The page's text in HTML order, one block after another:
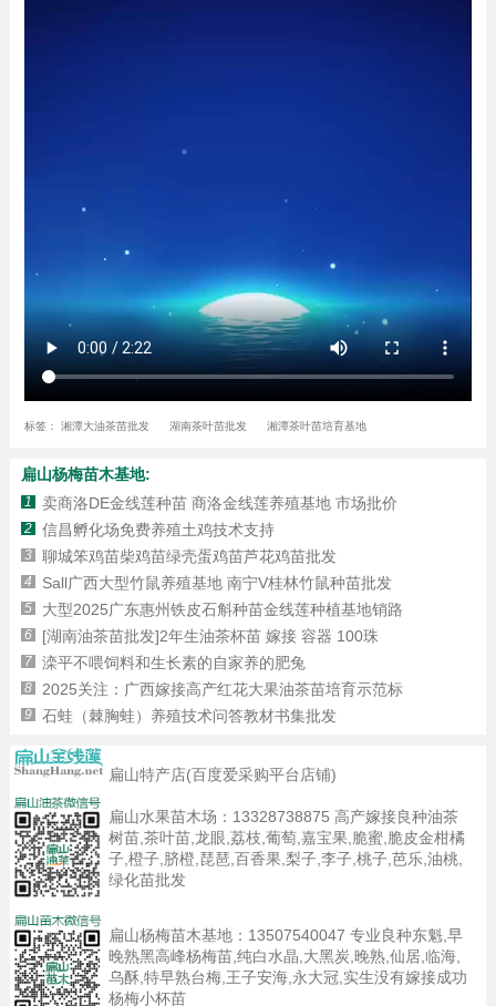
标签： 湘潭大油茶苗批发 湖南茶叶苗批发 湘潭茶叶苗培育基地
扁山杨梅苗木基地:
1 卖商洛DE金线莲种苗 商洛金线莲养殖基地 市场批价
2 信昌孵化场免费养殖土鸡技术支持
3 聊城笨鸡苗柴鸡苗绿壳蛋鸡苗芦花鸡苗批发
4 Sall广西大型竹鼠养殖基地 南宁V桂林竹鼠种苗批发
5 大型2025广东惠州铁皮石斛种苗金线莲种植基地销路
6 [湖南油茶苗批发]2年生油茶杯苗 嫁接 容器 100珠
7 滦平不喂饲料和生长素的自家养的肥兔
8 2025关注：广西嫁接高产红花大果油茶苗培育示范标
9 石蛙（棘胸蛙）养殖技术问答教材书集批发
扁山特产店(百度爱采购平台店铺)
扁山水果苗木场： 13328738875 高产嫁接良种油茶
树苗,茶叶苗,龙眼,荔枝,葡萄,嘉宝果,脆蜜,脆皮金柑橘
子,橙子,脐橙,琵琶,百香果,梨子,李子,桃子,芭乐,油桃,
绿化苗批发
扁山杨梅苗木基地： 13507540047 专业良种东魁,早
晚熟黑高峰杨梅苗,纯白水晶,大黑炭,晚熟,仙居,临海,
乌酥,特早熟台梅,王子安海,永大冠,实生没有嫁接成功
杨梅小杯苗